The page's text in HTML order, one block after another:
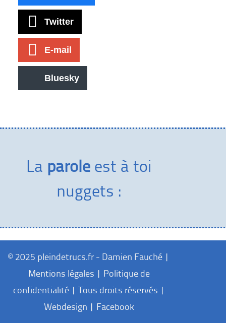
Twitter
E-mail
Bluesky
La paroleest à toi
nuggets :
© 2025 pleindetrucs.fr - Damien Fauché |
Mentions légales | Politique de
confidentialité| Tous droits réservés |
Webdesign | Facebook